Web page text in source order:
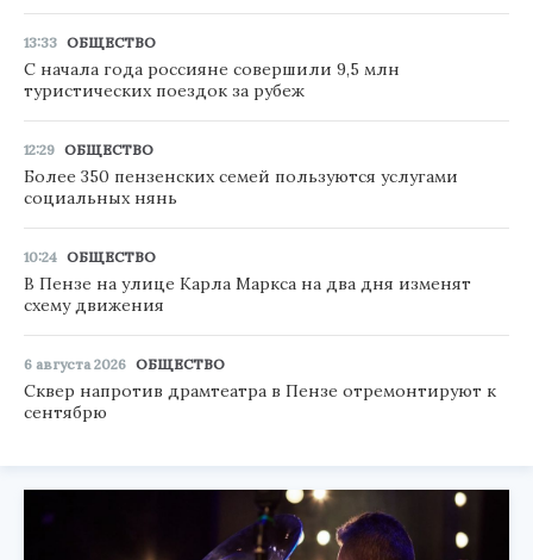
13:33 ОБЩЕСТВО
С начала года россияне совершили 9,5 млн
туристических поездок за рубеж
12:29 ОБЩЕСТВО
Более 350 пензенских семей пользуются услугами
социальных нянь
10:24 ОБЩЕСТВО
В Пензе на улице Карла Маркса на два дня изменят
схему движения
6 августа 2026 ОБЩЕСТВО
Сквер напротив драмтеатра в Пензе отремонтируют к
сентябрю